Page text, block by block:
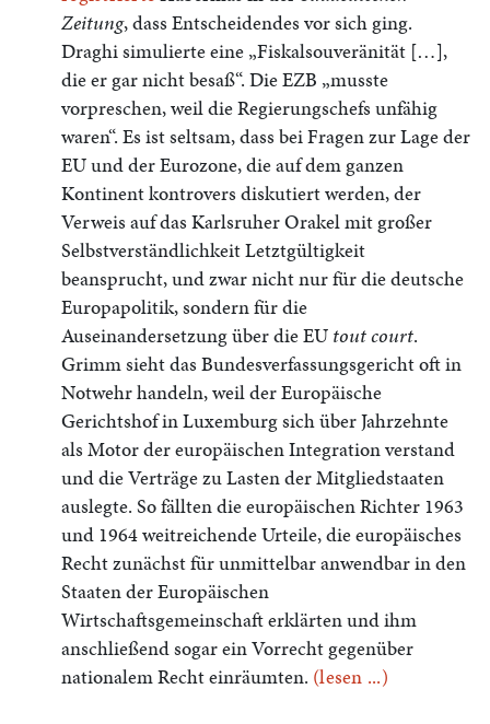
Zeitung, dass Entscheidendes vor sich ging.
Draghi simulierte eine „Fiskalsouveränität […],
die er gar nicht besaß“. Die EZB „musste
vorpreschen, weil die Regierungschefs unfähig
waren“. Es ist seltsam, dass bei Fragen zur Lage der
EU und der Eurozone, die auf dem ganzen
Kontinent kontrovers diskutiert werden, der
Verweis auf das Karlsruher Orakel mit großer
Selbstverständlichkeit Letztgültigkeit
beansprucht, und zwar nicht nur für die deutsche
Europapolitik, sondern für die
Auseinandersetzung über die EU tout court.
Grimm sieht das Bundesverfassungsgericht oft in
Notwehr handeln, weil der Europäische
Gerichtshof in Luxemburg sich über Jahrzehnte
als Motor der europäischen Integration verstand
und die Verträge zu Lasten der Mitgliedstaaten
auslegte. So fällten die europäischen Richter 1963
und 1964 weitreichende Urteile, die europäisches
Recht zunächst für unmittelbar anwendbar in den
Staaten der Europäischen
Wirtschaftsgemeinschaft erklärten und ihm
anschließend sogar ein Vorrecht gegenüber
nationalem Recht einräumten. (lesen ...)